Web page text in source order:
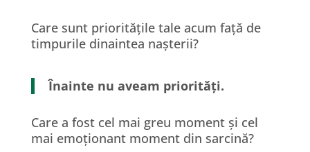
Care sunt prioritățile tale acum față de
timpurile dinaintea nașterii?
Înainte nu aveam priorități.
Care a fost cel mai greu moment și cel
mai emoționant moment din sarcină?